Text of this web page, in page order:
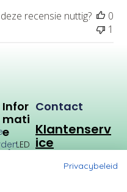
a
recensie nuttig?
0
1
Infor
Mati
E
LED
Contact
Klantenserv
ice
Privacybeleid